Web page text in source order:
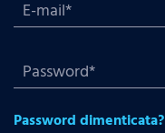
Password dimenticata?